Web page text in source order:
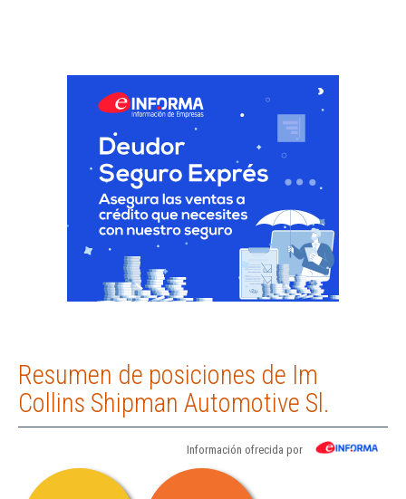
Resumen de posiciones de Im
Collins Shipman Automotive Sl.
Información ofrecida por